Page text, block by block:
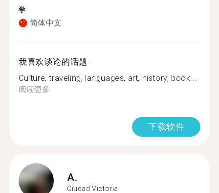
学
简体中文
我喜欢谈论的话题
Culture, traveling, languages, art, history, book...
阅读更多
下载软件
A.
Ciudad Victoria